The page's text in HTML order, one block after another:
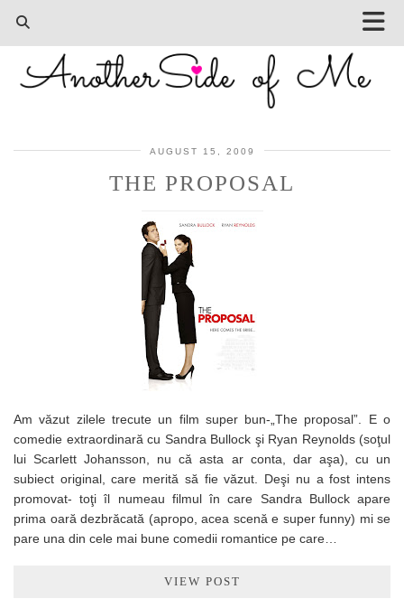
AUGUST 15, 2009
THE PROPOSAL
Am văzut zilele trecute un film super bun-„The proposal”. E o
comedie extraordinară cu Sandra Bullock şi Ryan Reynolds (soţul
lui Scarlett Johansson, nu că asta ar conta, dar aşa), cu un
subiect original, care merită să fie văzut. Deşi nu a fost intens
promovat- toţi îl numeau filmul în care Sandra Bullock apare
prima oară dezbrăcată (apropo, acea scenă e super funny) mi se
pare una din cele mai bune comedii romantice pe care…
VIEW POST